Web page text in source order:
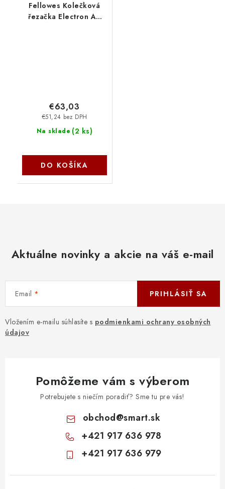
Fellowes Kolečková
řezačka Electron A3
Na sklade (2 ks)
€51,24 bez DPH
€63,03
DO KOŠÍKA
Aktuálne novinky a akcie na váš e-mail
Email
Vložením e-mailu súhlasíte s podmienkami ochrany osobných
údajov
PRIHLÁSIŤ SA
Pomôžeme vám s výberom
Potrebujete s niečím poradiť? Sme tu pre vás!
obchod@smart.sk
+421 917 636 978
+421 917 636 979